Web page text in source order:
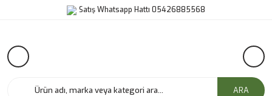
Satış Whatsapp Hattı 05426885568
ARA